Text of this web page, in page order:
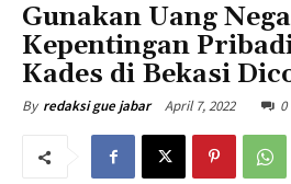
Gunakan Uang
Kepentingan
Kades di Bekasi
By redaksi gue jabar April 7, 2022 0